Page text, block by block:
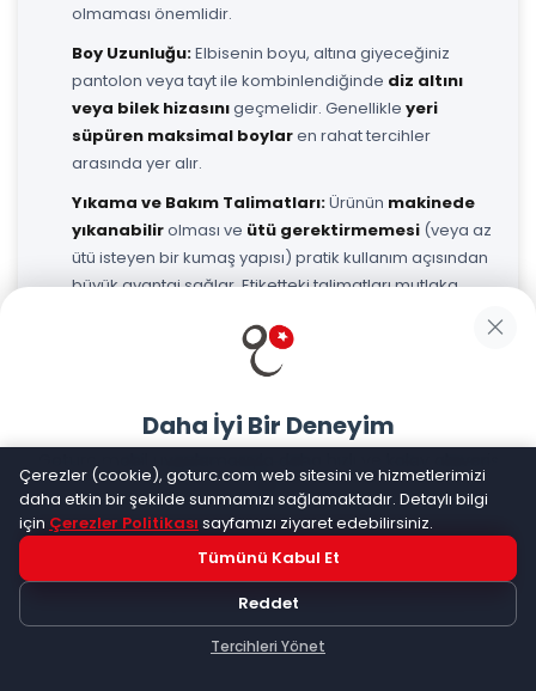
olmaması önemlidir.
Boy Uzunluğu:Elbisenin boyu, altına giyeceğiniz
pantolon veya tayt ile kombinlendiğinde diz altını
veya bilek hizasınıgeçmelidir. Genellikle yeri
süpüren maksimal boylaren rahat tercihler
arasında yer alır.
Yıkama ve Bakım Talimatları:Ürünün makinede
yıkanabilirolması ve ütü gerektirmemesi (veya az
ütü isteyen bir kumaş yapısı) pratik kullanım açısından
büyük avantaj sağlar. Etiketteki talimatları mutlaka
Renk ve Desen Uyumu:Gardırobunuzdaki diğer
kolayca kombinlenebilir
(siyah, bej, lacivert, haki) seçmek uzun vadede size
kazandırır. Desenli modellerde isesade ve minimal
desenler
daha şık durur.
Tesettür Elbise Kombin Önerileri
Tesettür elbiseyi günlük hayatta nasıl
kombinleyeceğiniz de en az elbise seçimi kadar
önemlidir. İşte size birkaç pratik öneri:
Daha İyi Bir Deneyim
Goturc mobil uygulamasıyla daha hızlı ve kolay alışveriş
yapın
Hemen Dene!
Uygulama yüklüyse açılacak, değilseGoogle Play'e
yönlendirileceksiniz
Çerezler (cookie), goturc.com web sitesini ve hizmetlerimizi
daha etkin bir şekilde sunmamızı sağlamaktadır. Detaylı bilgi
için Çerezler Politikası sayfamızı ziyaret edebilirsiniz.
Tümünü Kabul Et
Reddet
Tercihleri Yönet